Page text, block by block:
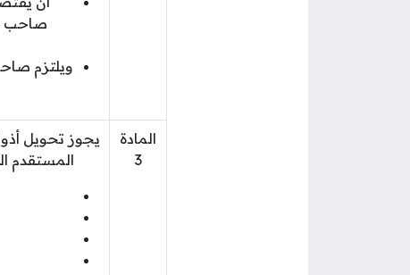
صاحب
ويلتزم
المادة
3
يجوز تحويل
المستقدم